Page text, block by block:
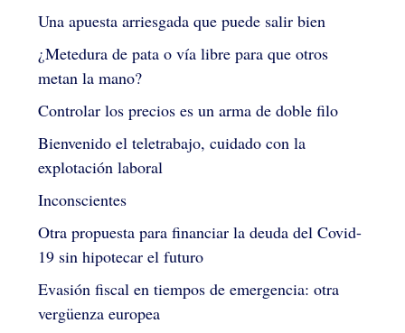
Una apuesta arriesgada que puede salir bien
¿Metedura de pata o vía libre para que otros
metan la mano?
Controlar los precios es un arma de doble filo
Bienvenido el teletrabajo, cuidado con la
explotación laboral
Inconscientes
Otra propuesta para financiar la deuda del Covid-
19 sin hipotecar el futuro
Evasión fiscal en tiempos de emergencia: otra
vergüenza europea